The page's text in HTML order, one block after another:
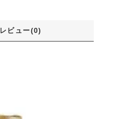
レビュー(0)